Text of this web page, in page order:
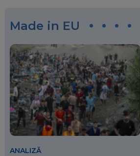
Made in EU
ANALIZĂ